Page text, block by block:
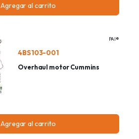
Agregar al carrito
PAI®
4BS103-001
Overhaul motor Cummins
Agregar al carrito